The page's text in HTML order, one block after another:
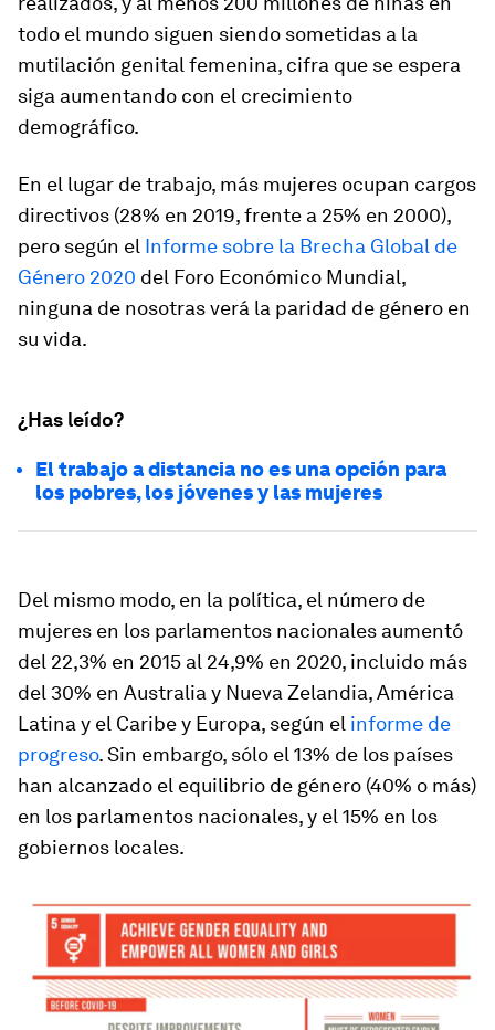
todo el mundo siguen siendo sometidas a la
mutilación genital femenina, cifra que se espera
siga aumentando con el crecimiento
demográfico.
En el lugar de trabajo, más mujeres ocupan cargos
directivos (28% en 2019, frente a 25% en 2000),
pero según el Informe sobre la Brecha Global de
Género 2020 del Foro Económico Mundial,
ninguna de nosotras verá la paridad de género en
su vida.
¿Has leído?
El trabajo a distancia no es una opción para
los pobres, los jóvenes y las mujeres
Del mismo modo, en la política, el número de
mujeres en los parlamentos nacionales aumentó
del 22,3% en 2015 al 24,9% en 2020, incluido más
del 30% en Australia y Nueva Zelandia, América
Latina y el Caribe y Europa, según el informe de
progreso. Sin embargo, sólo el 13% de los países
han alcanzado el equilibrio de género (40% o más)
en los parlamentos nacionales, y el 15% en los
gobiernos locales.